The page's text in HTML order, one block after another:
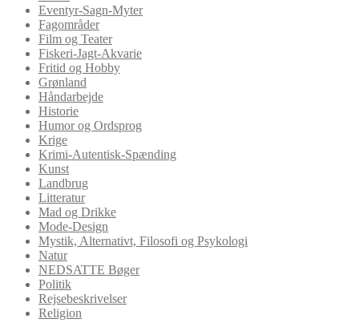
Eventyr-Sagn-Myter
Fagområder
Film og Teater
Fiskeri-Jagt-Akvarie
Fritid og Hobby
Grønland
Håndarbejde
Historie
Humor og Ordsprog
Krige
Krimi-Autentisk-Spænding
Kunst
Landbrug
Litteratur
Mad og Drikke
Mode-Design
Mystik, Alternativt, Filosofi og Psykologi
Natur
NEDSATTE Bøger
Politik
Rejsebeskrivelser
Religion